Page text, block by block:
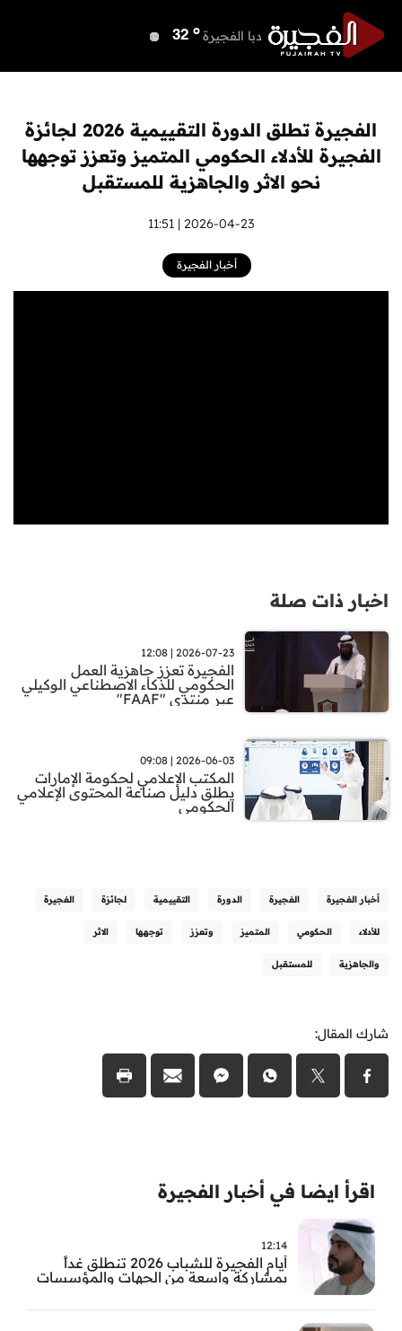
دبا الفجيرة 32 o
أم القيوين o
راس الخيمةo
الفجيرة 31 o
الفجيرة تطلق الدورة التقييمية 2026 لجائزة
الفجيرة للأدلاء الحكومي المتميز وتعزز توجهها
نحو الاثر والجاهزية للمستقبل
2026-04-23 | 11:51
أخبار الفجيرة
اخبار ذات صلة
2026-07-23 | 12:08
الفجيرة تعزز جاهزية العمل
الحكومي للذكاء الاصطناعي الوكيلي
عبر منتدى "FAAF"
2026-06-03 | 09:08
المكتب الإعلامي لحكومة الإمارات
يطلق دليل صناعة المحتوى الإعلامي
الحكومي
أخبار الفجيرة الفجيرة الدورة التقييمية لجائزة الفجيرة
للأدلاء الحكومي المتميز وتعزز توجهها الاثر
والجاهزية للمستقبل
شارك المقال:
اقرأ ايضا في أخبار الفجيرة
12:14
أيام الفجيرة للشباب 2026 تنطلق غداً
بمشاركة واسعة من الجهات والمؤسسات